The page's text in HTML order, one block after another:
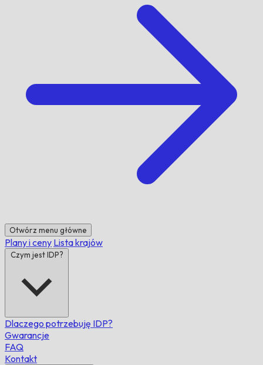
Otwórz menu główne
Plany i ceny Lista krajów
Czym jest IDP?
Dlaczego potrzebuję IDP?
Gwarancje
FAQ
Kontakt